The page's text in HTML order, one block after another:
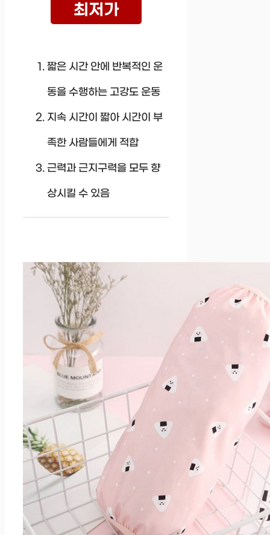
최저가
짧은 시간 안에 반복적인 운
동을 수행하는 고강도 운동
지속 시간이 짧아 시간이 부
족한 사람들에게 적합
근력과 근지구력을 모두 향
상시킬 수 있음